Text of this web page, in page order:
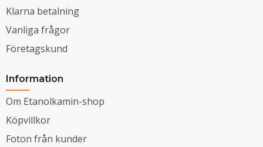
Klarna betalning
Vanliga frågor
Företagskund
Information
Om Etanolkamin-shop
Köpvillkor
Foton från kunder